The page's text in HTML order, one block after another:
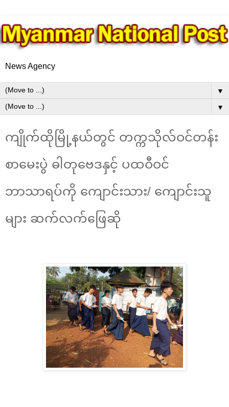
News Agency
▼
▼
ကျိုက်ထိုမြို့နယ်တွင် တက္ကသိုလ်ဝင်တန်း
စာမေးပွဲ ဓါတုဗေဒနှင့် ပထဝီဝင်
ဘာသာရပ်ကို ကျောင်းသား/ ကျောင်းသူ
များ ဆက်လက်ဖြေဆို